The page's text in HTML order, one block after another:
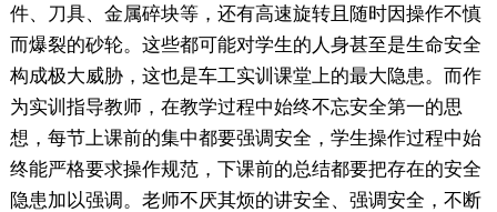
件、刀具、金属碎块等，还有高速旋转且随时因操作不慎
而爆裂的砂轮。这些都可能对学生的人身甚至是生命安全
构成极大威胁，这也是车工实训课堂上的最大隐患。而作
为实训指导教师，在教学过程中始终不忘安全第一的思
想，每节上课前的集中都要强调安全，学生操作过程中始
终能严格要求操作规范，下课前的总结都要把存在的安全
隐患加以强调。老师不厌其烦的讲安全、强调安全，不断